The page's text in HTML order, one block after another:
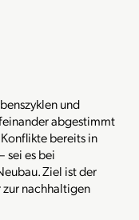
und
abgestimmt
bereits in
sei es bei
Ziel ist der
nachhaltigen